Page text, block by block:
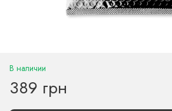
В наличии
389 грн